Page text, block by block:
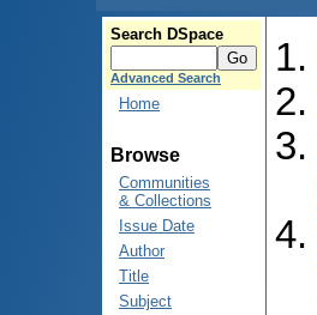
Search DSpace
Advanced Search
Home
Browse
Communities
& Collections
Issue Date
Author
Title
Subject